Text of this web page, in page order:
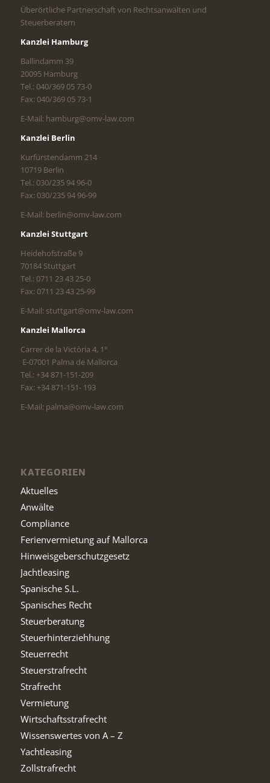
Überörtliche Partnerschaft von Rechtsanwälten und
Steuerberatern
Kanzlei Hamburg
Ballindamm 39
20095 Hamburg
Tel.: 040/369 05 73-0
Fax: 040/369 05 73-1
E-Mail: hamburg@omv-law.com
Kanzlei Berlin
Kurfürstendamm 214
10719 Berlin
Tel.: 030/235 94 96-0
Fax: 030/235 94 96-99
E-Mail: berlin@omv-law.com
Kanzlei Stuttgart
Heidehofstraße 9
70184 Stuttgart
Tel.: 0711 23 43 25-0
Fax: 0711 23 43 25-99
E-Mail: stuttgart@omv-law.com
Kanzlei Mallorca
Carrer de la Victòria 4, 1°
E-07001 Palma de Mallorca
Tel.: +34 871-151-209
Fax: +34 871-151- 193
E-Mail: palma@omv-law.com
KATEGORIEN
Aktuelles
Anwälte
Compliance
Ferienvermietung auf Mallorca
Hinweisgeberschutzgesetz
Jachtleasing
Spanische S.L.
Spanisches Recht
Steuerberatung
Steuerhinterziehhung
Steuerrecht
Steuerstrafrecht
Strafrecht
Vermietung
Wirtschaftsstrafrecht
Wissenswertes von A – Z
Yachtleasing
Zollstrafrecht